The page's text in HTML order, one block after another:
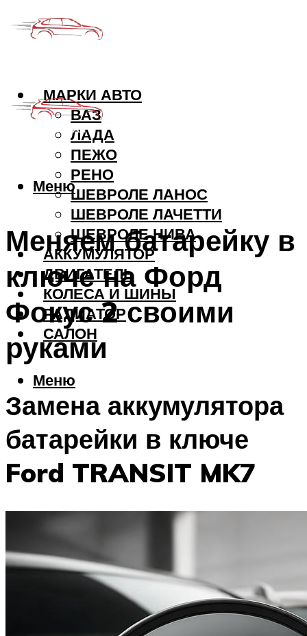
МАРКИ АВТО
ВАЗ
ЛАДА
ПЕЖО
РЕНО
ШЕВРОЛЕ ЛАНОС
ШЕВРОЛЕ ЛАЧЕТТИ
ШЕВРОЛЕ НИВА
АККУМУЛЯТОР
ДВИГАТЕЛЬ
КОЛЕСА И ШИНЫ
РАДИАТОР
САЛОН
Меню
Меню
Меняем батарейку в
ключе на Форд
Фокус 2 своими
руками
Замена аккумулятора
батарейки в ключе
Ford TRANSIT MK7